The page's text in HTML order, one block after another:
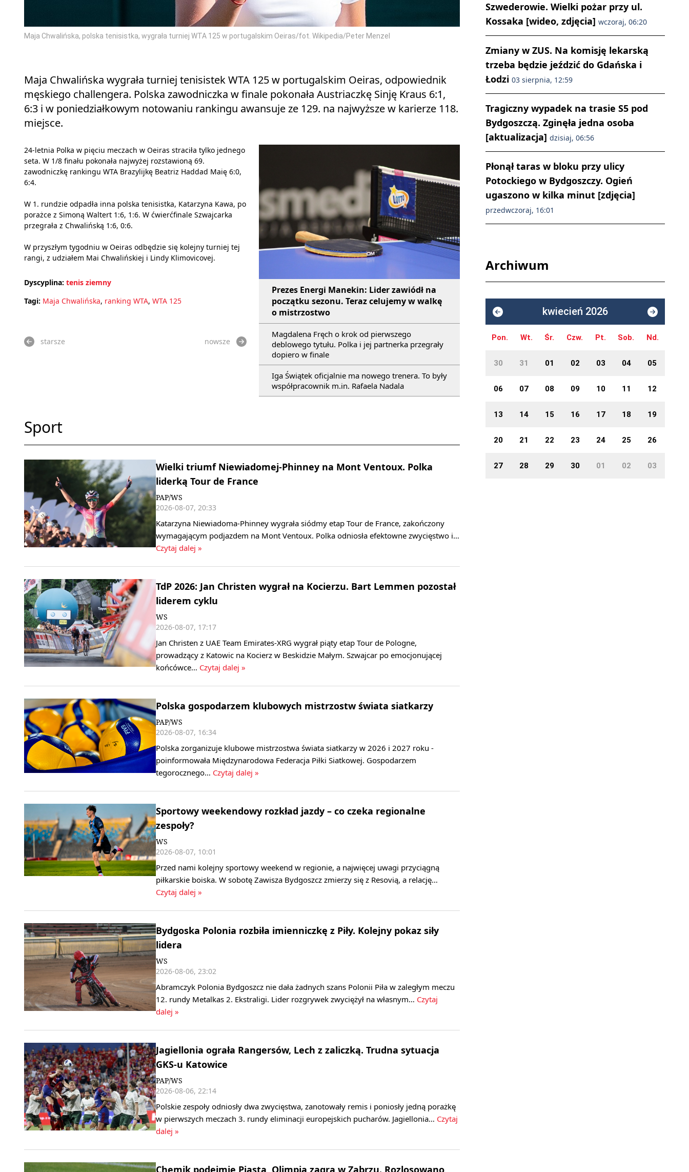
Maja Chwalińska, polska tenisistka, wygrała turniej WTA 125 w portugalskim Oeiras/fot. Wikipedia/Peter Menzel
Maja Chwalińska wygrała turniej tenisistek WTA 125 w portugalskim Oeiras, odpowiednik
męskiego challengera. Polska zawodniczka w finale pokonała Austriaczkę Sinję Kraus 6:1,
6:3 i w poniedziałkowym notowaniu rankingu awansuje ze 129. na najwyższe w karierze 118.
miejsce.
Prezes Energi Manekin: Lider zawiódł na
początku sezonu. Teraz celujemy w walkę
o mistrzostwo
Magdalena Fręch o krok od pierwszego
deblowego tytułu. Polka i jej partnerka przegrały
dopiero w finale
Iga Świątek oficjalnie ma nowego trenera. To były
współpracownik m.in. Rafaela Nadala
24-letnia Polka w pięciu meczach w Oeiras straciła tylko jednego
seta. W 1/8 finału pokonała najwyżej rozstawioną 69.
zawodniczkę rankingu WTA Brazylijkę Beatriz Haddad Maię 6:0,
6:4.
W 1. rundzie odpadła inna polska tenisistka, Katarzyna Kawa, po
porażce z Simoną Waltert 1:6, 1:6. W ćwierćfinale Szwajcarka
przegrała z Chwalińską 1:6, 0:6.
W przyszłym tygodniu w Oeiras odbędzie się kolejny turniej tej
rangi, z udziałem Mai Chwalińskiej i Lindy Klimovicovej.
Dyscyplina: tenis ziemny
Tagi: Maja Chwalińska, ranking WTA, WTA 125
starsze nowsze
Sport
Wielki triumf Niewiadomej-Phinney na Mont Ventoux. Polka
liderką Tour de France
PAP/WS
2026-08-07, 20:33
Katarzyna Niewiadoma-Phinney wygrała siódmy etap Tour de France, zakończony
wymagającym podjazdem na Mont Ventoux. Polka odniosła efektowne zwycięstwo i…
Czytaj dalej »
TdP 2026: Jan Christen wygrał na Kocierzu. Bart Lemmen pozostał
liderem cyklu
WS
2026-08-07, 17:17
Jan Christen z UAE Team Emirates-XRG wygrał piąty etap Tour de Pologne,
prowadzący z Katowic na Kocierz w Beskidzie Małym. Szwajcar po emocjonującej
końcówce… Czytaj dalej »
Polska gospodarzem klubowych mistrzostw świata siatkarzy
PAP/WS
2026-08-07, 16:34
Polska zorganizuje klubowe mistrzostwa świata siatkarzy w 2026 i 2027 roku -
poinformowała Międzynarodowa Federacja Piłki Siatkowej. Gospodarzem
tegorocznego… Czytaj dalej »
Sportowy weekendowy rozkład jazdy – co czeka regionalne
zespoły?
WS
2026-08-07, 10:01
Przed nami kolejny sportowy weekend w regionie, a najwięcej uwagi przyciągną
piłkarskie boiska. W sobotę Zawisza Bydgoszcz zmierzy się z Resovią, a relację…
Czytaj dalej »
Bydgoska Polonia rozbiła imienniczkę z Piły. Kolejny pokaz siły
lidera
WS
2026-08-06, 23:02
Abramczyk Polonia Bydgoszcz nie dała żadnych szans Polonii Piła w zaległym meczu
12. rundy Metalkas 2. Ekstraligi. Lider rozgrywek zwyciężył na własnym… Czytaj
dalej »
Jagiellonia ograła Rangersów, Lech z zaliczką. Trudna sytuacja
GKS-u Katowice
PAP/WS
2026-08-06, 22:14
Polskie zespoły odniosły dwa zwycięstwa, zanotowały remis i poniosły jedną porażkę
w pierwszych meczach 3. rundy eliminacji europejskich pucharów. Jagiellonia… Czytaj
dalej »
Chemik podejmie Piasta, Olimpia zagra w Zabrzu. Rozlosowano
Szwederowie. Wielki pożar przy ul.
Kossaka [wideo, zdjęcia] wczoraj, 06:20
Zmiany w ZUS. Na komisję lekarską
trzeba będzie jeździć do Gdańska i
Łodzi 03 sierpnia, 12:59
Tragiczny wypadek na trasie S5 pod
Bydgoszczą. Zginęła jedna osoba
[aktualizacja] dzisiaj, 06:56
Płonął taras w bloku przy ulicy
Potockiego w Bydgoszczy. Ogień
ugaszono w kilka minut [zdjęcia]
przedwczoraj, 16:01
Archiwum
kwiecień 2026
Pon. Wt. Śr. Czw. Pt. Sob. Nd.
30 31 01 02 03 04 05
06 07 08 09 10 11 12
13 14 15 16 17 18 19
20 21 22 23 24 25 26
27 28 29 30 01 02 03